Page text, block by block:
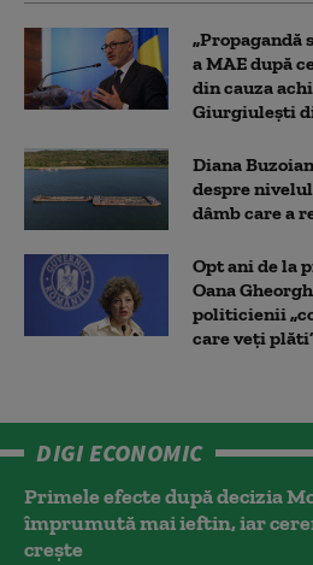
„Propagandă
a MAE după
din cauza
Giurgiulești
Diana
despre
dâmb care a
Opt ani de la
Oana
politicienii
care veţi
DIGI ECONOMIC
Primele efecte după decizia
împrumută mai ieftin, iar
crește